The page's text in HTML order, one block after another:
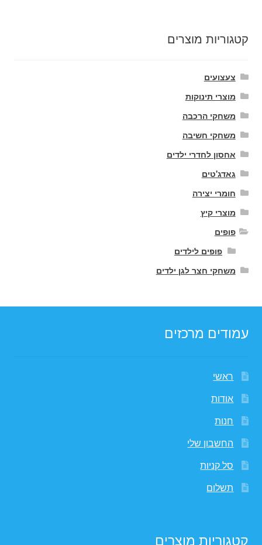
קטגוריות מוצרים
צעצועים
מוצרי תינוקות
משחקי הרכבה
משחקי חשיבה
אחסון לחדרי ילדים
גאדג'טים
חומרי יצירה
מוצרי קיץ
פופים
פופים לילדים
משחקי חצר לגן ילדים
עמודים מרכזים
ראשי
אודות
חנות
החשבון שלי
סל קניות
תשלום
קטגוריות מוצרים